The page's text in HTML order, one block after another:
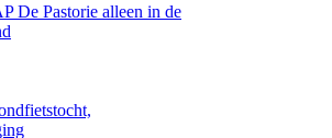
De Pastorie alleen in de